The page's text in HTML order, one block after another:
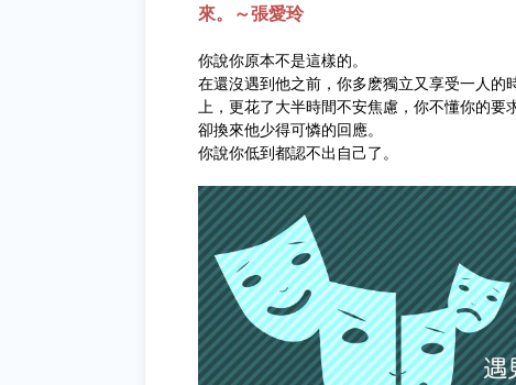
來。～張愛玲
你說你原本不是這樣的。
在還沒遇到他之前，你多麽獨立又享受一人
上，更花了大半時間不安焦慮，你不懂你的要
卻換來他少得可憐的回應。
你說你低到都認不出自己了。